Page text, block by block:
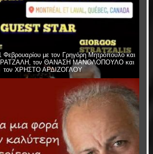
Φεβρουαρίου με τον Γρηγόρη Μητρόπουλο και
τον ΘΑΝΑΣΗ ΜΑΝΟΛΟΠΟΥΛΟ και
τον ΧΡΗΣΤΟ ΑΡΔΙΖΟΓΛΟΥ